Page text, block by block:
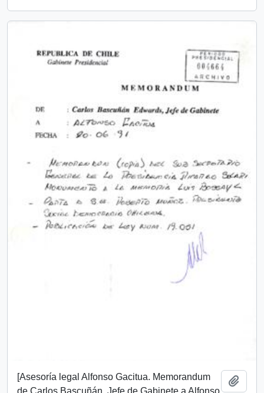
[Asesoría legal Alfonso Gacitua. Memorandum
de Carlos Bascuñán, Jefe de Gabinete a Alfonso